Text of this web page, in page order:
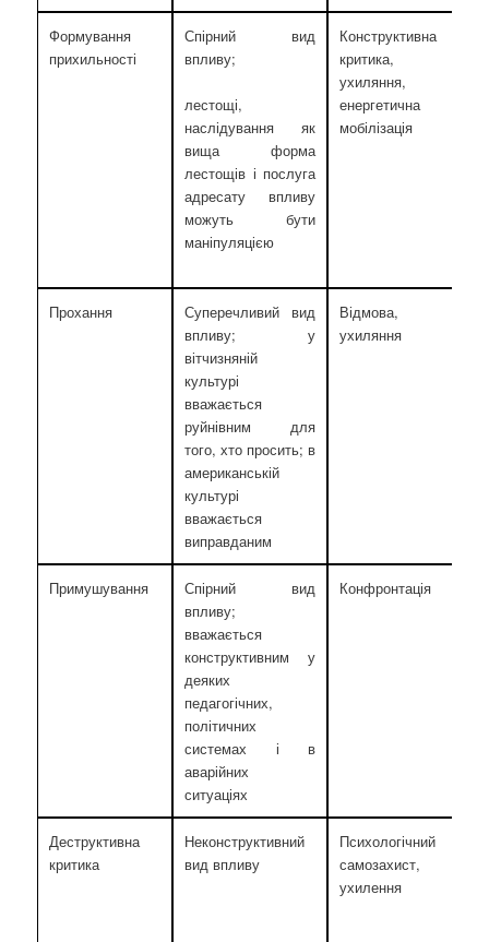
Формування
прихильності
Спірний вид
впливу;
лестощі,
наслідування як
вища форма
лестощів і послуга
адресату впливу
можуть бути
маніпуляцією
Конструктивна
критика,
ухиляння,
енергетична
мобілізація
Прохання
Суперечливий вид
впливу; у
вітчизняній
культурі
вважається
руйнівним для
того, хто просить; в
американській
культурі
вважається
виправданим
Відмова,
ухиляння
Примушування
Спірний вид
впливу;
вважається
конструктивним у
деяких
педагогічних,
політичних
системах і в
аварійних
ситуаціях
Конфронтація
Деструктивна
критика
Неконструктивний
вид впливу
Психологічний
самозахист,
ухилення